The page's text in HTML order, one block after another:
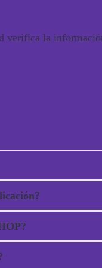
verifica la
SHOP o desde
VIVA APP.